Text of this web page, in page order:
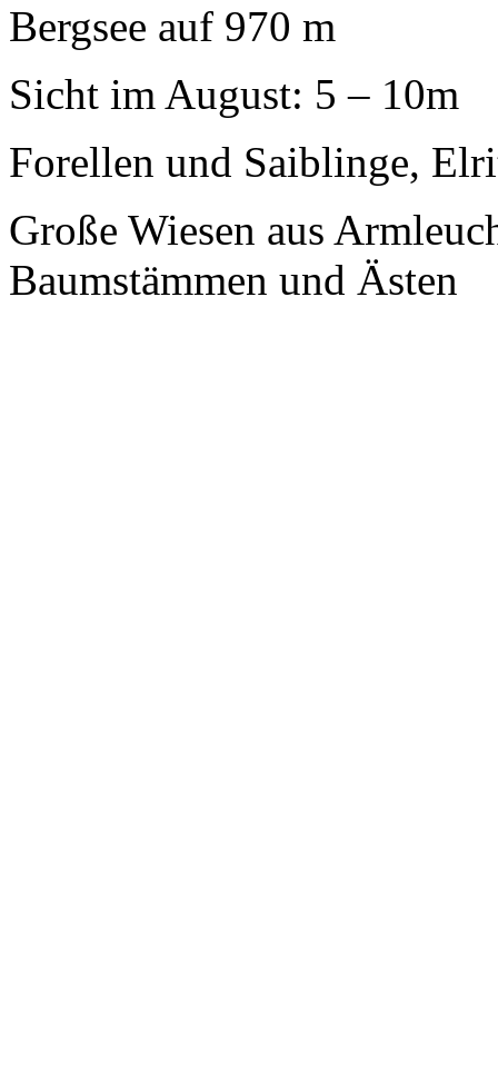
Bergsee auf 970 m
Sicht im August: 5 – 10m
Forellen und Saiblinge,
Große Wiesen aus
Baumstämmen und Ästen